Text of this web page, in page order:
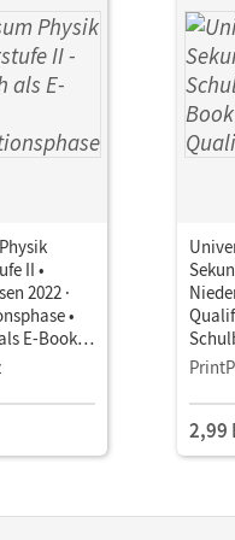
II •
2022 ·
•
E-Book
Mit
2,99